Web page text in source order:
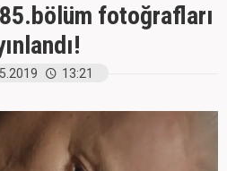
fotoğrafları
13:21